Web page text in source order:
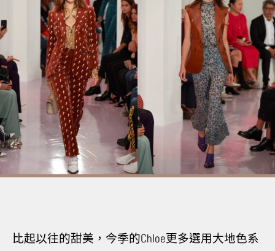
比起以往的甜美，今季的Chloe更多選用大地色系